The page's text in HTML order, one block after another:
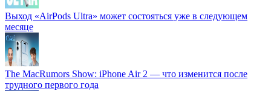
Выход «AirPods Ultra» может состояться уже в следующем
месяце
The MacRumors Show: iPhone Air 2 — что изменится после
трудного первого года